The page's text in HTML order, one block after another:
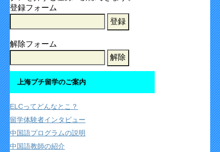
登録フォーム
解除フォーム
上海プチ留学のご案内
ELCってどんなとこ？
留学体験者インタビュー
中国語プログラムの説明
中国語教師の紹介